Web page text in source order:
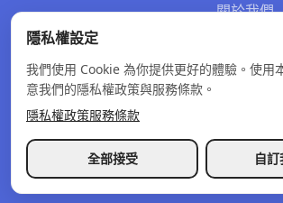
關於我們
隱私權政策
服務條款退款政策
隱私權設定
我們使用 Cookie 為你提供更好的體驗。使用
意我們的隱私權政策與服務條款。
隱私權政策服務條款
全部接受 自